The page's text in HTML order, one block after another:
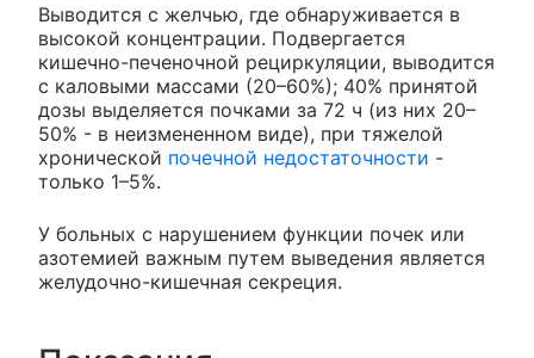
Выводится с желчью, где обнаруживается в
высокой концентрации. Подвергается
кишечно-печеночной рециркуляции, выводится
с каловыми массами (20–60%); 40% принятой
дозы выделяется почками за 72 ч (из них 20–
50% - в неизмененном виде), при тяжелой
хронической почечной недостаточности -
только 1–5%.
У больных с нарушением функции почек или
азотемией важным путем выведения является
желудочно-кишечная секреция.